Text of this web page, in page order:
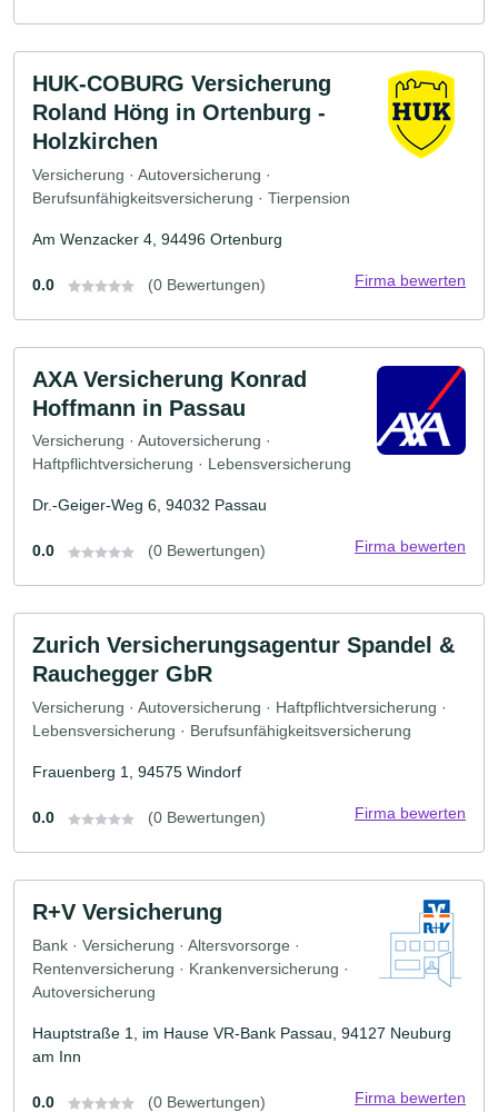
HUK-COBURG Versicherung
Roland Höng in Ortenburg -
Holzkirchen
Versicherung · Autoversicherung ·
Berufsunfähigkeitsversicherung · Tierpension
Am Wenzacker 4, 94496 Ortenburg
0.0 (0 Bewertungen) Firma bewerten
AXA Versicherung Konrad
Hoffmann in Passau
Versicherung · Autoversicherung ·
Haftpflichtversicherung · Lebensversicherung
Dr.-Geiger-Weg 6, 94032 Passau
0.0 (0 Bewertungen) Firma bewerten
Zurich Versicherungsagentur Spandel &
Rauchegger GbR
Versicherung · Autoversicherung · Haftpflichtversicherung ·
Lebensversicherung · Berufsunfähigkeitsversicherung
Frauenberg 1, 94575 Windorf
0.0 (0 Bewertungen) Firma bewerten
R+V Versicherung
Bank · Versicherung · Altersvorsorge ·
Rentenversicherung · Krankenversicherung ·
Autoversicherung
Hauptstraße 1, im Hause VR-Bank Passau, 94127 Neuburg
am Inn
0.0 (0 Bewertungen) Firma bewerten